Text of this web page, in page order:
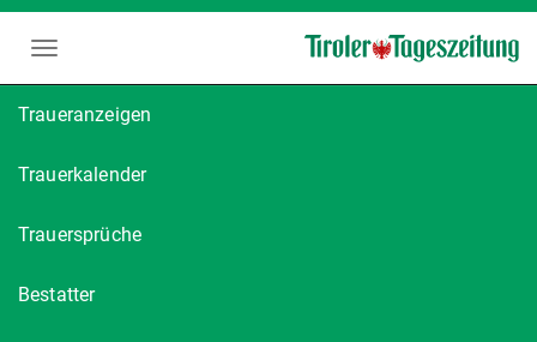
Traueranzeigen
Trauerkalender
Trauersprüche
Bestatter